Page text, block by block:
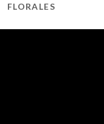
FLORALES